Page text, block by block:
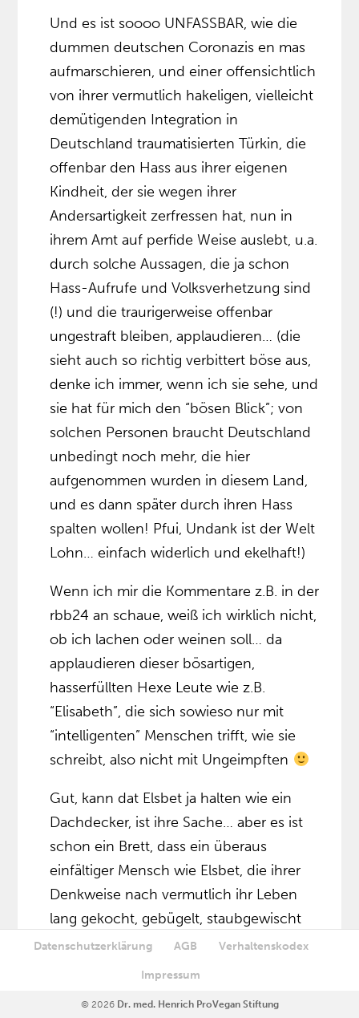
Und es ist soooo UNFASSBAR, wie die
dummen deutschen Coronazis en mas
aufmarschieren, und einer offensichtlich
von ihrer vermutlich hakeligen, vielleicht
demütigenden Integration in
Deutschland traumatisierten Türkin, die
offenbar den Hass aus ihrer eigenen
Kindheit, der sie wegen ihrer
Andersartigkeit zerfressen hat, nun in
ihrem Amt auf perfide Weise auslebt, u.a.
durch solche Aussagen, die ja schon
Hass-Aufrufe und Volksverhetzung sind
(!) und die traurigerweise offenbar
ungestraft bleiben, applaudieren… (die
sieht auch so richtig verbittert böse aus,
denke ich immer, wenn ich sie sehe, und
sie hat für mich den “bösen Blick”; von
solchen Personen braucht Deutschland
unbedingt noch mehr, die hier
aufgenommen wurden in diesem Land,
und es dann später durch ihren Hass
spalten wollen! Pfui, Undank ist der Welt
Lohn… einfach widerlich und ekelhaft!)
Wenn ich mir die Kommentare z.B. in der
rbb24 an schaue, weiß ich wirklich nicht,
ob ich lachen oder weinen soll… da
applaudieren dieser bösartigen,
hasserfüllten Hexe Leute wie z.B.
“Elisabeth”, die sich sowieso nur mit
“intelligenten” Menschen trifft, wie sie
schreibt, also nicht mit Ungeimpften
Gut, kann dat Elsbet ja halten wie ein
Dachdecker, ist ihre Sache… aber es ist
schon ein Brett, dass ein überaus
einfältiger Mensch wie Elsbet, die ihrer
Denkweise nach vermutlich ihr Leben
lang gekocht, gebügelt, staubgewischt
und dem Versorger “den Rücken
freigehalten” hat
Datenschutzerklärung AGB Verhaltenskodex
Impressum
© 2026 Dr. med. Henrich ProVegan Stiftung